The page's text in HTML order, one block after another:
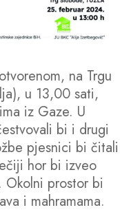
na Trgu
u 13,00 sati,
iz Gaze. U
bi i drugi
pjesnici bi čitali
hor bi izveo
Okolni prostor bi
i mahramama.